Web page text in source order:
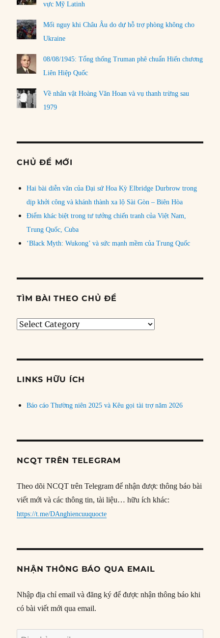
vực Mỹ Latinh
Mối nguy khi Châu Âu do dự hỗ trợ phòng không cho
Ukraine
08/08/1945: Tổng thống Truman phê chuẩn Hiến chương
Liên Hiệp Quốc
Về nhân vật Hoàng Văn Hoan và vụ thanh trừng sau
1979
CHỦ ĐỀ MỚI
Hai bài diễn văn của Đại sứ Hoa Kỳ Elbridge Durbrow trong
dịp khởi công và khánh thành xa lộ Sài Gòn – Biên Hòa
Điểm khác biệt trong tư tưởng chiến tranh của Việt Nam,
Trung Quốc, Cuba
‘Black Myth: Wukong’ và sức mạnh mềm của Trung Quốc
TÌM BÀI THEO CHỦ ĐỀ
Tìm
đề
LINKS HỮU ÍCH
Báo cáo Thường niên 2025 và Kêu gọi tài trợ năm 2026
NCQT TRÊN TELEGRAM
Theo dõi NCQT trên Telegram để nhận được thông báo bài
viết mới và các thông tin, tài liệu… hữu ích khác:
https://t.me/DAnghiencuuquocte
NHẬN THÔNG BÁO QUA EMAIL
Nhập địa chỉ email và đăng ký để được nhận thông báo khi
có bài viết mới qua email.
Địa